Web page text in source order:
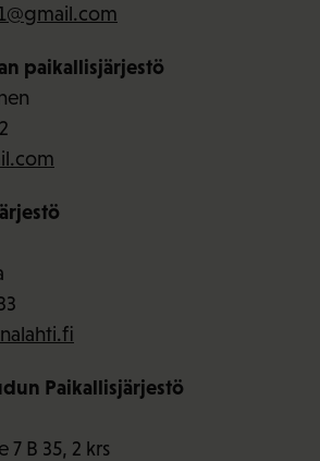
paikallisjärjestö
Paikallisjärjestö
7 B 35, 2 krs